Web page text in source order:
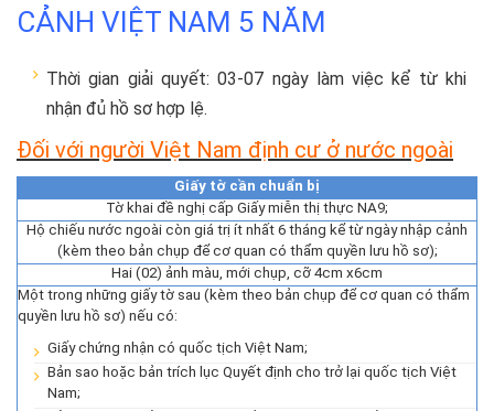
CẢNH VIỆT NAM 5 NĂM
Thời gian giải quyết: 03-07 ngày làm việc kể từ khi
nhận đủ hồ sơ hợp lệ.
Đối với người Việt Nam định cư ở nước ngoài
Giấy tờ cần chuẩn bị
Tờ khai đề nghị cấp Giấy miễn thị thực NA9;
Hộ chiếu nước ngoài còn giá trị ít nhất 6 tháng kể từ ngày nhập cảnh
(kèm theo bản chụp để cơ quan có thẩm quyền lưu hồ sơ);
Hai (02) ảnh màu, mới chụp, cỡ 4cm x6cm
Một trong những giấy tờ sau (kèm theo bản chụp để cơ quan có thẩm
quyền lưu hồ sơ) nếu có:
Giấy chứng nhận có quốc tịch Việt Nam;
Bản sao hoặc bản trích lục Quyết định cho trở lại quốc tịch Việt
Nam;